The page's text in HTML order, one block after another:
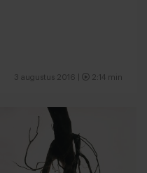
3 augustus 2016 | 2:14 min